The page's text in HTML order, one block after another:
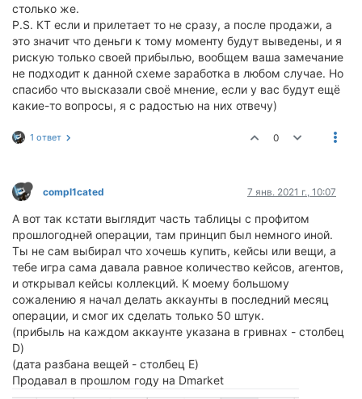
столько же.
P.S. КТ если и прилетает то не сразу, а после продажи, а
это значит что деньги к тому моменту будут выведены, и я
рискую только своей прибылью, вообщем ваша замечание
не подходит к данной схеме заработка в любом случае. Но
спасибо что высказали своё мнение, если у вас будут ещё
какие-то вопросы, я с радостью на них отвечу)
1 ответ 0
compl1cated 7 янв. 2021 г., 10:07
А вот так кстати выглядит часть таблицы с профитом
прошлогодней операции, там принцип был немного иной.
Ты не сам выбирал что хочешь купить, кейсы или вещи, а
тебе игра сама давала равное количество кейсов, агентов,
и открывал кейсы коллекций. К моему большому
сожалению я начал делать аккаунты в последний месяц
операции, и смог их сделать только 50 штук.
(прибыль на каждом аккаунте указана в гривнах - столбец
D)
(дата разбана вещей - столбец E)
Продавал в прошлом году на Dmarket